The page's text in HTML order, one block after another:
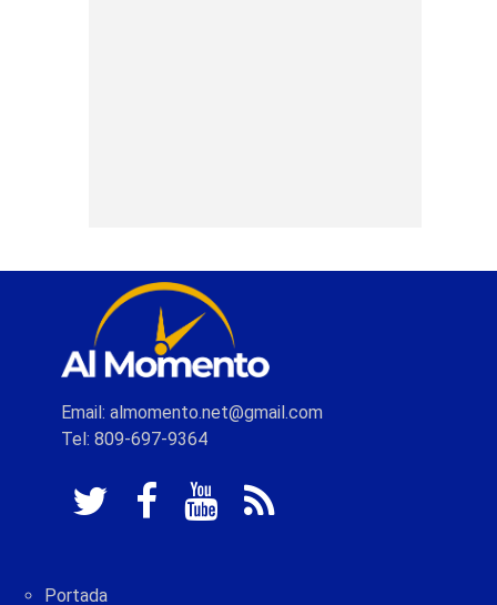
Email: almomento.net@gmail.com
Tel: 809-697-9364
Portada